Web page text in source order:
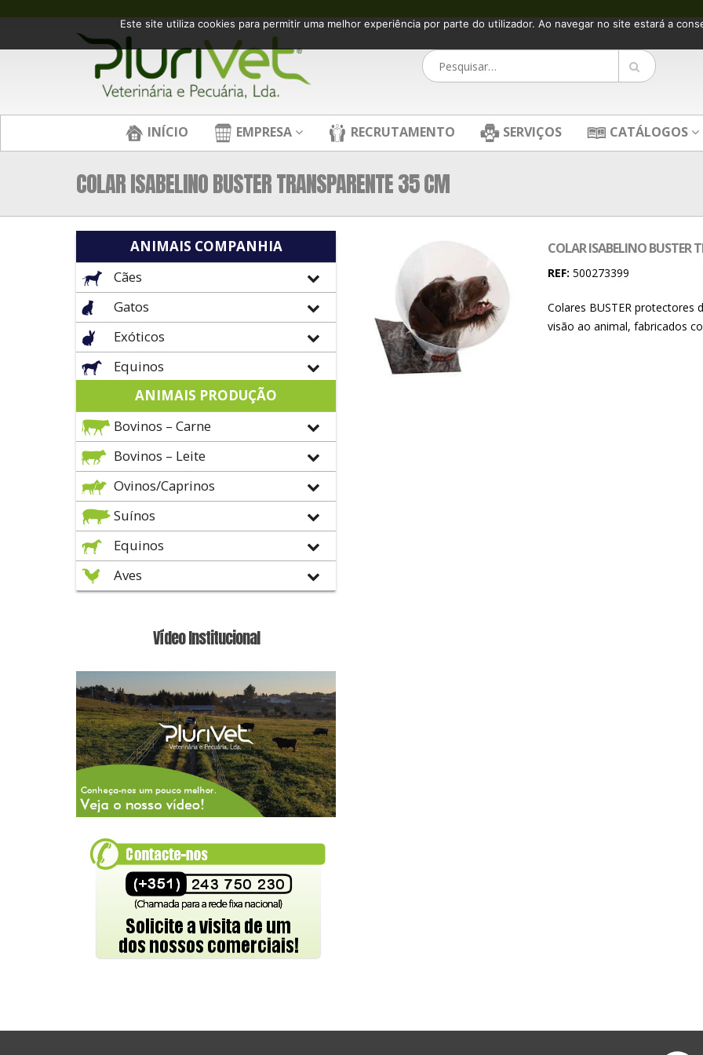
INÍCIO EMPRESA RECRUTAMENTO SERVIÇOS CATÁLOGOS
COLAR ISABELINO BUSTER TRANSPARENTE 35 CM
COLAR ISABELINO BUSTER
REF: 500273399
Colares BUSTER protectores
visão ao animal, fabricados
ANIMAIS COMPANHIA
Cães
Gatos
Exóticos
Equinos
ANIMAIS PRODUÇÃO
Bovinos – Carne
Bovinos – Leite
Ovinos/Caprinos
Suínos
Equinos
Aves
Vídeo Institucional
Este site utiliza cookies para permitir uma melhor experiência por parte do utilizador. Ao navegar no site estará a